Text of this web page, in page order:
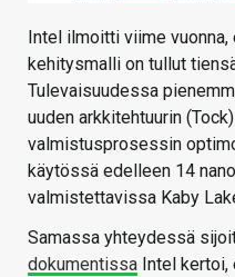
Intel ilmoitti viime
kehitysmalli on tullut
Tulevaisuudessa
uuden arkkitehtuurin
valmistusprosessin
käytössä edelleen 14
valmistettavissa Kaby
Samassa yhteydessä
dokumentissa Intel kertoi,